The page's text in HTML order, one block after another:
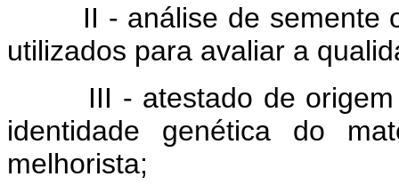
II - análise de semente
utilizados para avaliar a
III - atestado de origem
identidade genética do
melhorista;